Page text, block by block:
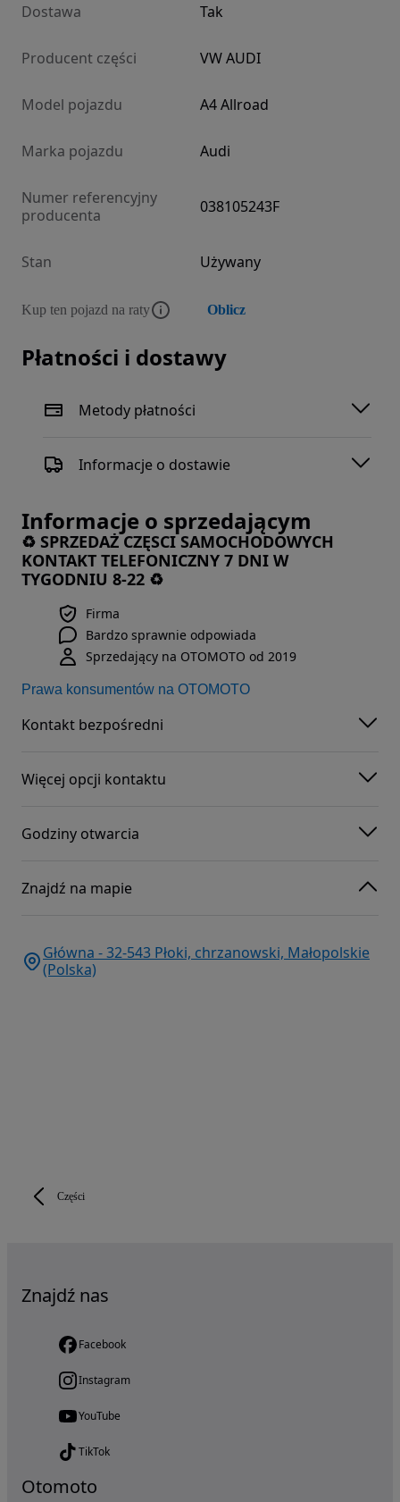
Części
Dostawa Tak
Producent części VW AUDI
Model pojazdu A4 Allroad
Marka pojazdu Audi
Numer referencyjny
producenta
038105243F
Stan Używany
Kup ten pojazd na raty Oblicz
Płatności i dostawy
Metody płatności
Informacje o dostawie
Informacje o sprzedającym
♻️ SPRZEDAŻ CZĘSCI SAMOCHODOWYCH
KONTAKT TELEFONICZNY 7 DNI W
TYGODNIU 8-22 ♻️
Firma
Bardzo sprawnie odpowiada
Sprzedający na OTOMOTO od 2019
Prawa konsumentów na OTOMOTO
Kontakt bezpośredni
Więcej opcji kontaktu
Godziny otwarcia
Znajdź na mapie
Główna - 32-543 Płoki, chrzanowski, Małopolskie
(Polska)
Znajdź nas
Facebook
Instagram
YouTube
TikTok
Otomoto